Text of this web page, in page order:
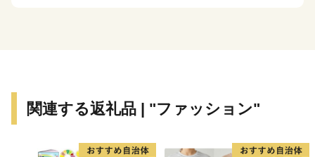
気持ちを込めて、町の特産品等をお送りさせていただき
関連する返礼品 | "ファッション"